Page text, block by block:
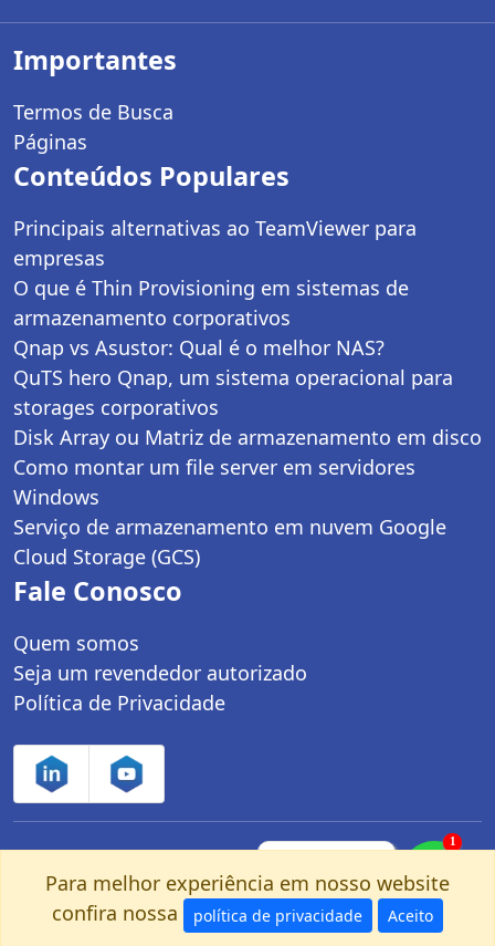
Importantes
Termos de Busca
Páginas
Conteúdos Populares
Principais alternativas ao TeamViewer para
empresas
O que é Thin Provisioning em sistemas de
armazenamento corporativos
Qnap vs Asustor: Qual é o melhor NAS?
QuTS hero Qnap, um sistema operacional para
storages corporativos
Disk Array ou Matriz de armazenamento em disco
Como montar um file server em servidores
Windows
Serviço de armazenamento em nuvem Google
Cloud Storage (GCS)
Fale Conosco
Quem somos
Seja um revendedor autorizado
Política de Privacidade
Controle Net Tecnologia LTDA | CNPJ:
03.247.280/0001-25 | Av. dos Carinás, 660 -
Moema | São Paulo, SP - CEP: 04086-011
Para melhor experiência em nosso website
confira nossa
política de privacidade Aceito
1
nosso Whatsapp!